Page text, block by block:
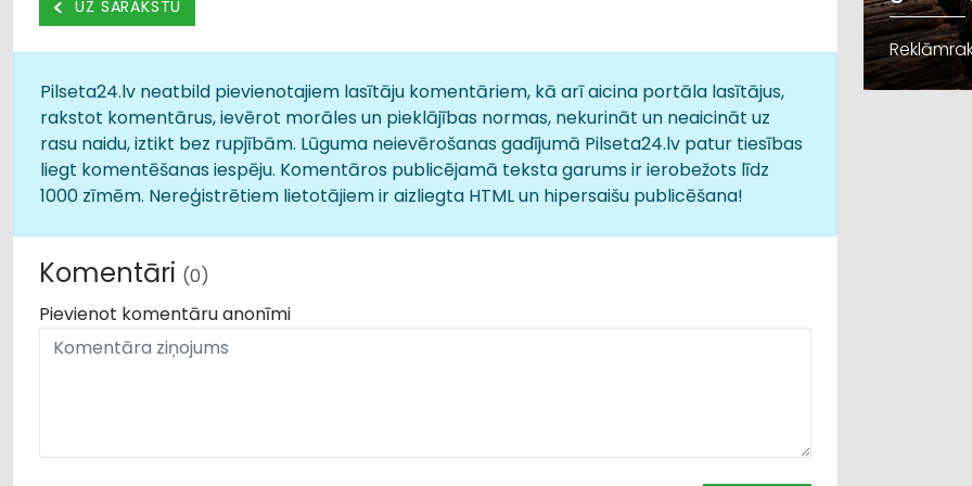
UZ SARAKSTU
Pilseta24.lv neatbild pievienotajiem lasītāju komentāriem, kā arī aicina portāla lasītājus,
rakstot komentārus, ievērot morāles un pieklājības normas, nekurināt un neaicināt uz
rasu naidu, iztikt bez rupjībām. Lūguma neievērošanas gadījumā Pilseta24.lv patur tiesības
liegt komentēšanas iespēju. Komentāros publicējamā teksta garums ir ierobežots līdz
1000 zīmēm. Nereģistrētiem lietotājiem ir aizliegta HTML un hipersaišu publicēšana!
Komentāri (0)
Pievienot komentāru anonīmi